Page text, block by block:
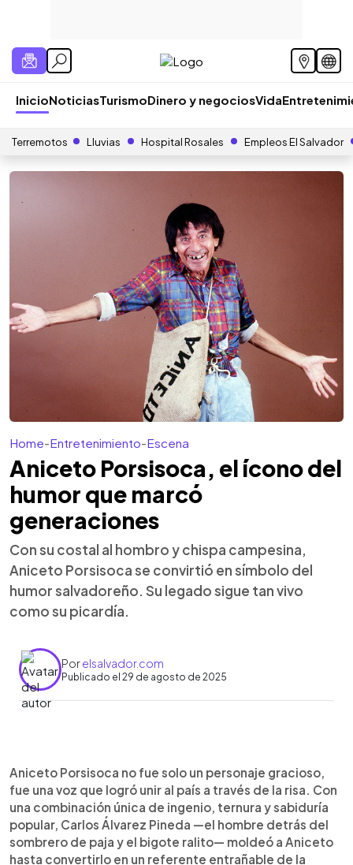
InicioNoticiasTurismoDinero y negociosVida
Terremotos Lluvias Hospital Rosales Empleos El Salvador
Home-Entretenimiento-Escena
Aniceto Porsisoca, el ícono del
humor que marcó
generaciones
Con su costal al hombro y chispa campesina,
Aniceto Porsisoca se convirtió en símbolo del
humor salvadoreño. Su legado sigue tan vivo
como su picardía.
Porelsalvador.com
Publicado el 29 de agosto de 2025
► Escuchar artículo
Aniceto Porsisoca, creado por Carlos Álvarez
Pineda, fue más que un personaje humorístico: se
convirtió en un ícono cultural salvadoreño. Nacido
en 1928 en Texistepeque, inició como maestro,
pero su talento brilló en la radio y televisión desde
los años 50. Con su humor blanco y frases
Aniceto Porsisoca no fue solo un personaje gracioso,
fue una voz que logró unir al país a través de la risa. Con
una combinación única de ingenio, ternura y sabiduría
popular, Carlos Álvarez Pineda —el hombre detrás del
sombrero de paja y el bigote ralito— moldeó a Aniceto
hasta convertirlo en un referente entrañable de la